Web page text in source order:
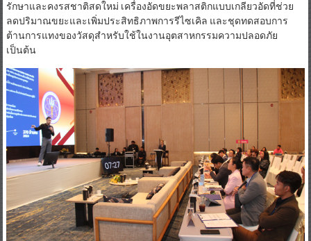
รักษาและคงรสชาติสดใหม่ เครื่องอัดขยะพลาสติกแบบเกลียวอัดที่ช่วย
ลดปริมาณขยะและเพิ่มประสิทธิภาพการรีไซเคิล และชุดทดสอบการ
ต้านการแทงของวัสดุสำหรับใช้ในงานอุตสาหกรรมความปลอดภัย
เป็นต้น